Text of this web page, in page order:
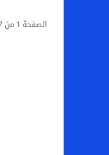
الصفحة 1 من 27